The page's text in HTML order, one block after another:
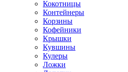
Кокотницы
Контейнеры
Корзины
Кофейники
Крышки
Кувшины
Кулеры
Ложки